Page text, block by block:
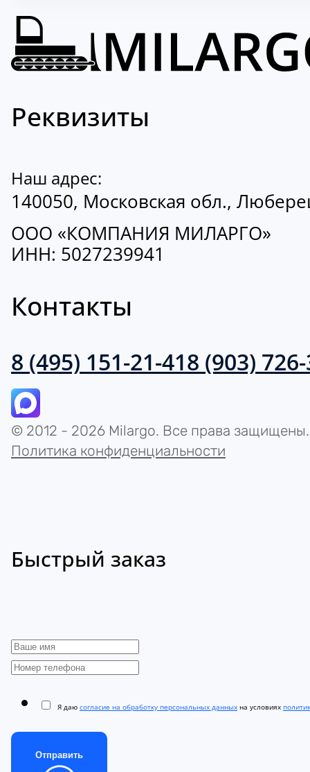
Реквизиты
Наш адрес:
140050, Московская обл.,
ООО «КОМПАНИЯ МИЛАРГО»
ИНН: 5027239941
Контакты
8 (495) 151-21-418 (903)
© 2012 - 2026 Milargo. Все права защищены.
Политика конфиденциальности
Быстрый заказ
Я даю согласие на обработку персональных данных на условиях
Отправить